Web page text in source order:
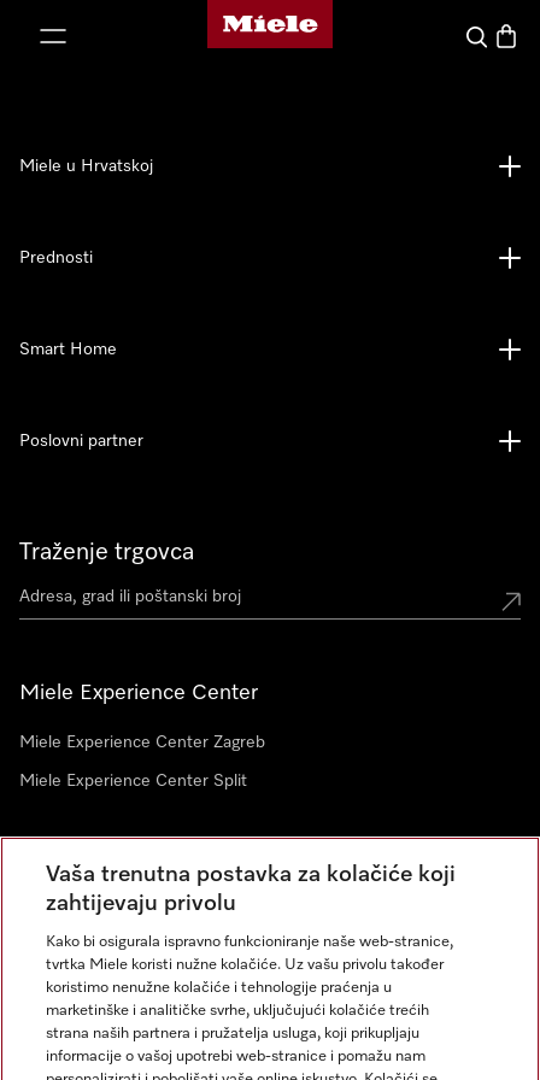
Miele početna stranica
Pretraga
Traženje trgovca
Miele Experience Center
Miele Experience Center Zagreb
Miele Experience Center Split
Newsletter
Miele u Hrvatskoj
Prednosti
Smart Home
Poslovni partner
Vaša trenutna postavka za kolačiće koji
zahtijevaju privolu
Kako bi osigurala ispravno funkcioniranje naše web-stranice,
tvrtka Miele koristi nužne kolačiće. Uz vašu privolu također
koristimo nenužne kolačiće i tehnologije praćenja u
marketinške i analitičke svrhe, uključujući kolačiće trećih
strana naših partnera i pružatelja usluga, koji prikupljaju
informacije o vašoj upotrebi web-stranice i pomažu nam